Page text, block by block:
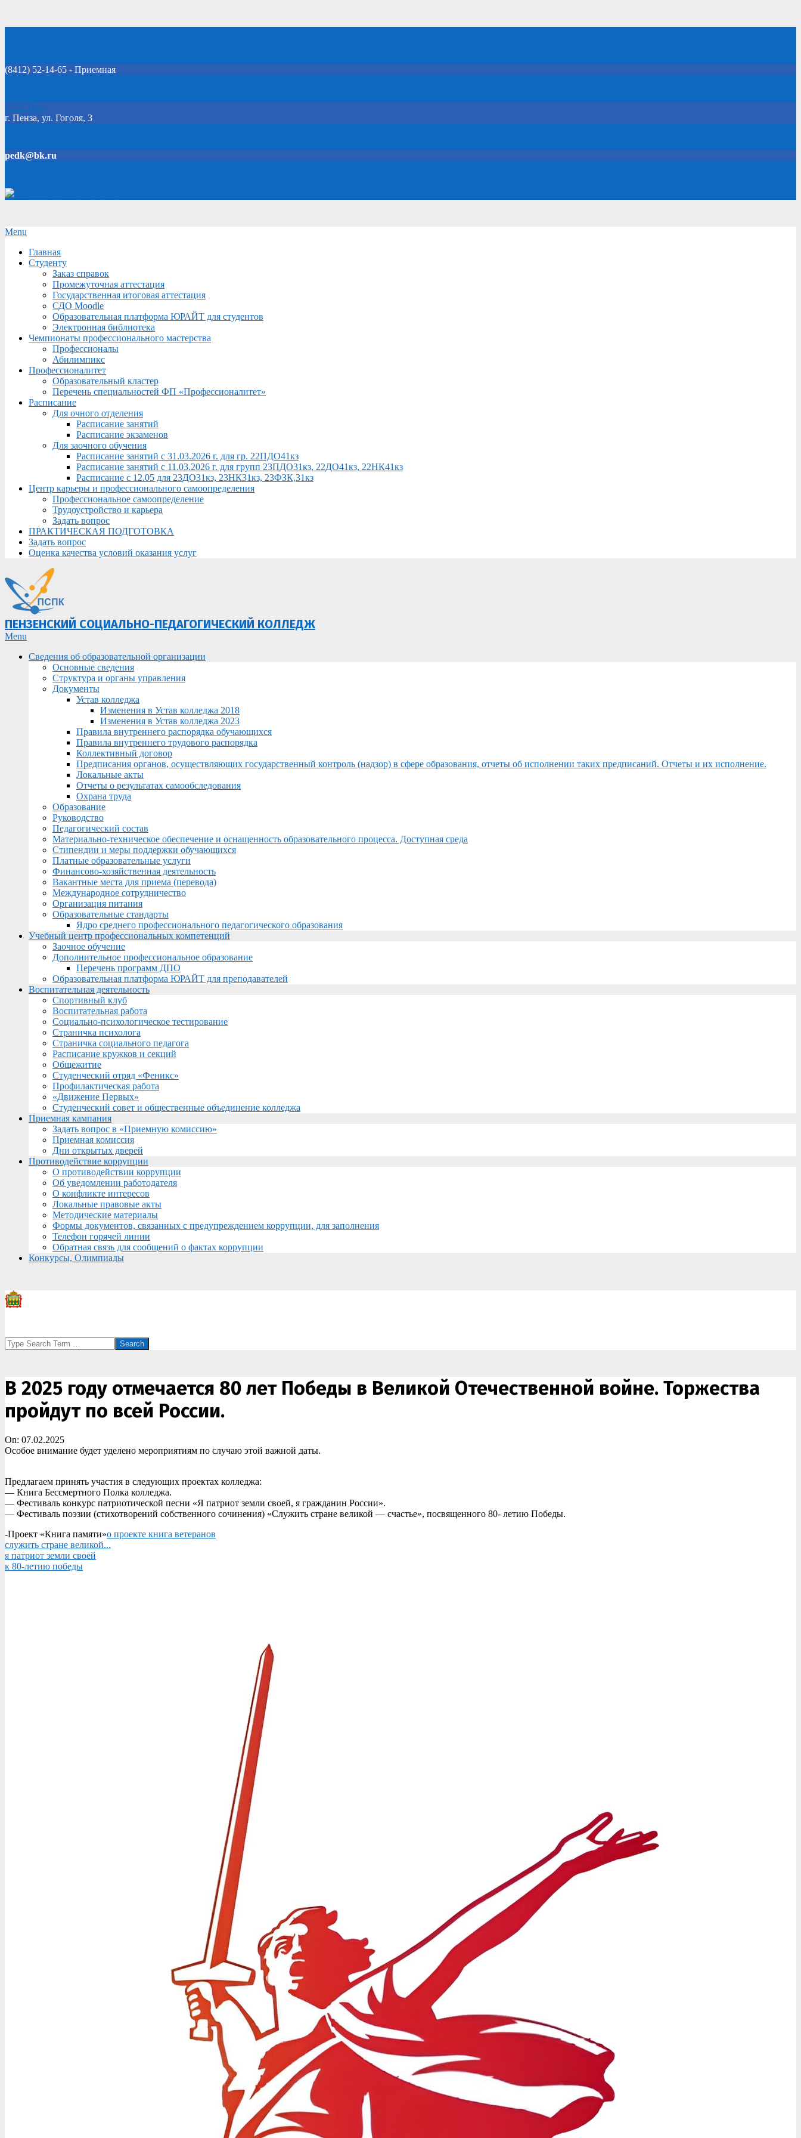
(8412) 52-14-65 - Приемная
Click Here
г. Пенза, ул. Гоголя, 3
pedk@bk.ru
Secondary
Menu
Menu
Главная
Студенту
Заказ справок
Промежуточная аттестация
Государственная итоговая аттестация
СДО Moodle
Образовательная платформа ЮРАЙТ для студентов
Электронная библиотека
Чемпионаты профессионального мастерства
Профессионалы
Абилимпикс
Профессионалитет
Образовательный кластер
Перечень специальностей ФП «Профессионалитет»
Расписание
Для очного отделения
Расписание занятий
Расписание экзаменов
Для заочного обучения
Расписание занятий с 31.03.2026 г. для гр. 22ПДО41кз
Расписание занятий с 11.03.2026 г. для групп 23ПДО31кз, 22ДО41кз, 22НК41кз
Расписание с 12.05 для 23ДО31кз, 23НК31кз, 23ФЗК,31кз
Центр карьеры и профессионального самоопределения
Профессиональное самоопределение
Трудоустройство и карьера
Задать вопрос
ПРАКТИЧЕСКАЯ ПОДГОТОВКА
Задать вопрос
Оценка качества условий оказания услуг
ПЕНЗЕНСКИЙ СОЦИАЛЬНО-ПЕДАГОГИЧЕСКИЙ КОЛЛЕДЖ
Primary
Menu
Menu
Сведения об образовательной организации
Основные сведения
Структура и органы управления
Документы
Устав колледжа
Изменения в Устав колледжа 2018
Изменения в Устав колледжа 2023
Правила внутреннего распорядка обучающихся
Правила внутреннего трудового распорядка
Коллективный договор
Предписания органов, осуществляющих государственный контроль (надзор) в сфере образования, отчеты об исполнении таких предписаний. Отчеты и их исполнение.
Локальные акты
Отчеты о результатах самообследования
Охрана труда
Образование
Руководство
Педагогический состав
Материально-техническое обеспечение и оснащенность образовательного процесса. Доступная среда
Стипендии и меры поддержки обучающихся
Платные образовательные услуги
Финансово-хозяйственная деятельность
Вакантные места для приема (перевода)
Международное сотрудничество
Организация питания
Образовательные стандарты
Ядро среднего профессионального педагогического образования
Учебный центр профессиональных компетенций
Заочное обучение
Дополнительное профессиональное образование
Перечень программ ДПО
Образовательная платформа ЮРАЙТ для преподавателей
Воспитательная деятельность
Спортивный клуб
Воспитательная работа
Социально-психологическое тестирование
Страничка психолога
Страничка социального педагога
Расписание кружков и секций
Общежитие
Студенческий отряд «Феникс»
Профилактическая работа
«Движение Первых»
Студенческий совет и общественные объединение колледжа
Приемная кампания
Задать вопрос в «Приемную комиссию»
Приемная комиссия
Дни открытых дверей
Противодействие коррупции
О противодействии коррупции
Об уведомлении работодателя
О конфликте интересов
Локальные правовые акты
Методические материалы
Формы документов, связанных с предупреждением коррупции, для заполнения
Телефон горячей линии
Обратная связь для сообщений о фактах коррупции
Конкурсы, Олимпиады
Search
В 2025 году отмечается 80 лет Победы в Великой Отечественной войне. Торжества
пройдут по всей России.
On: 07.02.2025
Особое внимание будет уделено мероприятиям по случаю этой важной даты.
Предлагаем принять участия в следующих проектах колледжа:
— Книга Бессмертного Полка колледжа.
— Фестиваль конкурс патриотической песни «Я патриот земли своей, я гражданин России».
— Фестиваль поэзии (стихотворений собственного сочинения) «Служить стране великой — счастье», посвященного 80- летию Победы.
-Проект «Книга памяти»о проекте книга ветеранов
служить стране великой...
я патриот земли своей
к 80-летию победы